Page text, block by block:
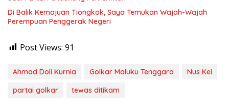
Di Balik Kemajuan Tiongkok, Saya Temukan Wajah-Wajah
Perempuan Penggerak Negeri
Post Views: 91
Ahmad Doli Kurnia Golkar Maluku Tenggara
Nus Kei
partai golkar
tewas ditikam